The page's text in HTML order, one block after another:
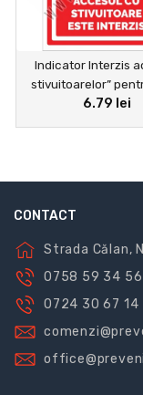
Indicator Interzis
stivuitoarelor”
industriale
6.79 lei
CONTACT
Strada Călan,
0758 59 34 56
0724 30 67 14